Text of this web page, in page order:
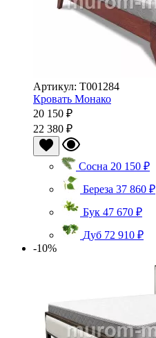
Артикул: Т001284
Кровать Монако
20 150 ₽
22 380 ₽
Сосна 20 150 ₽
Береза 37 860 ₽
Бук 47 670 ₽
Дуб 72 910 ₽
-10%